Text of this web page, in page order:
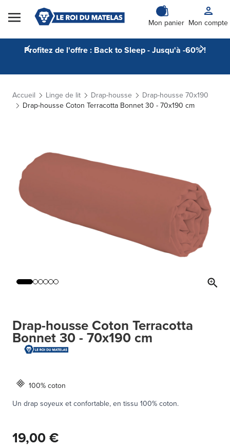
Skip to Content
Mon panier Mon compte
Profitez de l'offre : Back to Sleep - Jusqu'à -60% !
Accueil Linge de lit Drap-housse
Drap-housse 70x190
Drap-housse Coton Terracotta Bonnet 30 - 70x190 cm
Drap-housse Coton Terracotta
Bonnet 30 - 70x190 cm
100% coton
Un drap soyeux et confortable, en tissu 100% coton.
19,00 €